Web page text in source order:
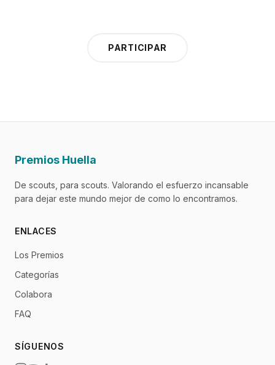
PARTICIPAR
Premios Huella
De scouts, para scouts. Valorando el esfuerzo incansable
para dejar este mundo mejor de como lo encontramos.
ENLACES
Los Premios
Categorías
Colabora
FAQ
SÍGUENOS